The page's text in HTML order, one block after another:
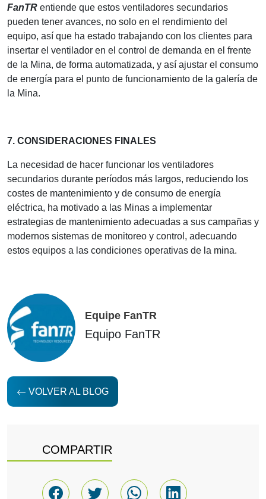
FanTR entiende que estos ventiladores secundarios
pueden tener avances, no solo en el rendimiento del
equipo, así que ha estado trabajando con los clientes para
insertar el ventilador en el control de demanda en el frente
de la Mina, de forma automatizada, y así ajustar el consumo
de energía para el punto de funcionamiento de la galería de
la Mina.
7. CONSIDERACIONES FINALES
La necesidad de hacer funcionar los ventiladores
secundarios durante períodos más largos, reduciendo los
costes de mantenimiento y de consumo de energía
eléctrica, ha motivado a las Minas a implementar
estrategias de mantenimiento adecuadas a sus campañas y
modernos sistemas de monitoreo y control, adecuando
estos equipos a las condiciones operativas de la mina.
Equipe FanTR
Equipo FanTR
VOLVER AL BLOG
COMPARTIR